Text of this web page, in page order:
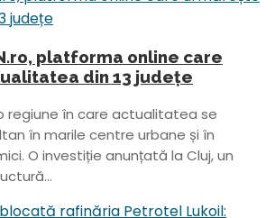
platforma online care
din 13 județe
regiune în care actualitatea se
în marile centre urbane și în
O investiție anunțată la Cluj, un